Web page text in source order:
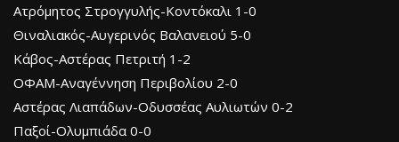
Ατρόμητος Στρογγυλής-Κοντόκαλι 1-0
Θιναλιακός-Αυγερινός Βαλανειού 5-0
Κάβος-Αστέρας Πετριτή 1-2
ΟΦΑΜ-Αναγέννηση Περιβολίου 2-0
Αστέρας Λιαπάδων-Οδυσσέας Αυλιωτών 0-2
Παξοί-Ολυμπιάδα 0-0